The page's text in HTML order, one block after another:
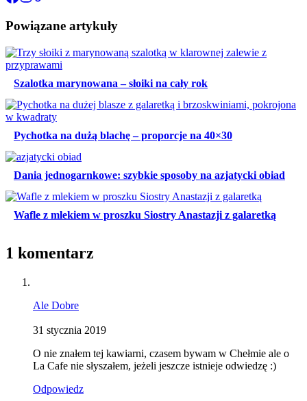
Powiązane artykuły
Szalotka marynowana – słoiki na cały rok
Pychotka na dużą blachę – proporcje na 40×30
Dania jednogarnkowe: szybkie sposoby na azjatycki obiad
Wafle z mlekiem w proszku Siostry Anastazji z galaretką
1 komentarz
Ale Dobre
31 stycznia 2019
O nie znałem tej kawiarni, czasem bywam w Chełmie ale o
La Cafe nie słyszałem, jeżeli jeszcze istnieje odwiedzę :)
Odpowiedz